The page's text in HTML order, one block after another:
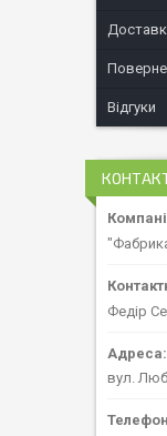
Відгуки
Федір
вул.